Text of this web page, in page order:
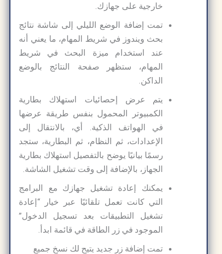
خارجية على جهازك.
تمت إضافة الوضع الليلي إلى شاشة نتائج
بحث ويندوز في شريط المهام، ما يعني أنه
عند استخدام ميزة البحث في شريط
المهام، ستظهر صفحة النتائج بالوضع
الداكن.
يتم عرض إحصائيات استهلاك بطارية
الكمبيوتر المحمول بنفس طريقة عرضها
في الهواتف الذكية. أي، بالانتقال إلى
الإعدادات، ثم النظام، ثم البطارية، ستجد
رسمًا بيانيًا يوضح بالتفصيل استهلاك بطارية
الجهاز، بالإضافة إلى وقت تشغيل الشاشة.
يمكنك إعادة تشغيل جهازك مع البرامج
التي كانت تعمل تلقائيًا عبر خيار “إعادة
تشغيل التطبيقات بعد تسجيل الدخول”
الموجود في زر الطاقة في قائمة ابدأ.
تمت إضافة زر جديد يتيح لك نسخ جميع